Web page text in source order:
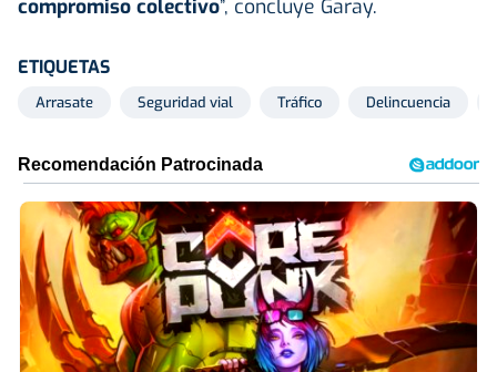
compromiso colectivo”, concluye Garay.
ETIQUETAS
Arrasate Seguridad vial Tráfico Delincuencia